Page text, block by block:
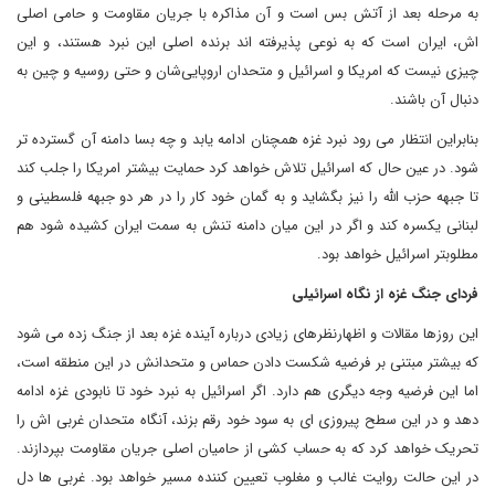
به مرحله بعد از آتش بس است و آن مذاکره با جریان مقاومت و حامی اصلی
اش، ایران است که به نوعی پذیرفته اند برنده اصلی این نبرد هستند، و این
چیزی نیست که امریکا و اسرائیل و متحدان اروپایی‌شان و حتی روسیه و چین به
دنبال آن باشند.
بنابراین انتظار می رود نبرد غزه همچنان ادامه یابد و چه بسا دامنه آن گسترده تر
شود. در عین حال که اسرائیل تلاش خواهد کرد حمایت بیشتر امریکا را جلب کند
تا جبهه حزب الله را نیز بگشاید و به گمان خود کار را در هر دو جبهه فلسطینی و
لبنانی یکسره کند و اگر در این میان دامنه تنش به سمت ایران کشیده شود هم
مطلوبتر اسرائیل خواهد بود.
‌فردای جنگ غزه از نگاه اسرائیلی
این روزها مقالات و اظهارنظرهای زیادی درباره آینده غزه بعد از جنگ زده می شود
که بیشتر مبتنی بر فرضیه شکست دادن حماس و متحدانش در این منطقه است،
اما این فرضیه وجه دیگری هم دارد. اگر اسرائیل به نبرد خود تا نابودی غزه ادامه
دهد و در این سطح پیروزی ای به سود خود رقم بزند، آنگاه متحدان غربی اش را
تحریک خواهد کرد که به حساب کشی از حامیان اصلی جریان مقاومت بپردازند.
در این حالت روایت غالب و مغلوب تعیین کننده مسیر خواهد بود. غربی ها دل